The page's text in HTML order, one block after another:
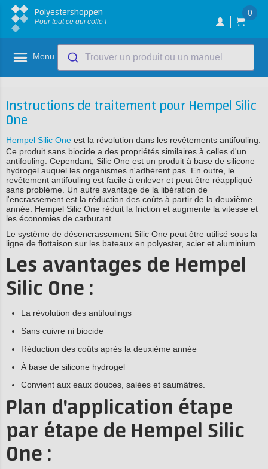
Polyestershoppen
Pour tout ce qui colle !
0
Menu Trouver un produit ou un manuel
Instructions de traitement pour Hempel Silic
One
Hempel Silic One est la révolution dans les revêtements antifouling.
Ce produit sans biocide a des propriétés similaires à celles d'un
antifouling. Cependant, Silic One est un produit à base de silicone
hydrogel auquel les organismes n'adhèrent pas. En outre, le
revêtement antifouling est facile à enlever et peut être réappliqué
sans problème. Un autre avantage de la libération de
l'encrassement est la réduction des coûts à partir de la deuxième
année. Hempel Silic One réduit la friction et augmente la vitesse et
les économies de carburant.
Le système de désencrassement Silic One peut être utilisé sous la
ligne de flottaison sur les bateaux en polyester, acier et aluminium.
Les avantages de Hempel
Silic One :
La révolution des antifoulings
Sans cuivre ni biocide
Réduction des coûts après la deuxième année
À base de silicone hydrogel
Convient aux eaux douces, salées et saumâtres.
Plan d'application étape
par étape de Hempel Silic
One :